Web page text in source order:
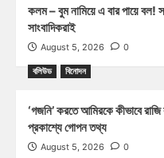
কলম – বুম নামিয়ে এ বার পায়ে বল!
সাংবাদিকরাই
August 5, 2026 0
বলিউড বিনোদন
‘গজনি’ করতে আমিরকে কীভাবে
প্রকাশ্যে গোপন তথ্য
August 5, 2026 0